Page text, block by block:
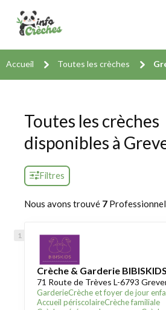
Accueil Toutes les crèches
Toutes les crèches
disponibles à
Filtres
Nous avons trouvé 7
Crèche & Garderie BIBISKIDS
71 Route de Trèves L-6793
GarderieCrèche et foyer de jour
Accueil périscolaireCrèche familiale